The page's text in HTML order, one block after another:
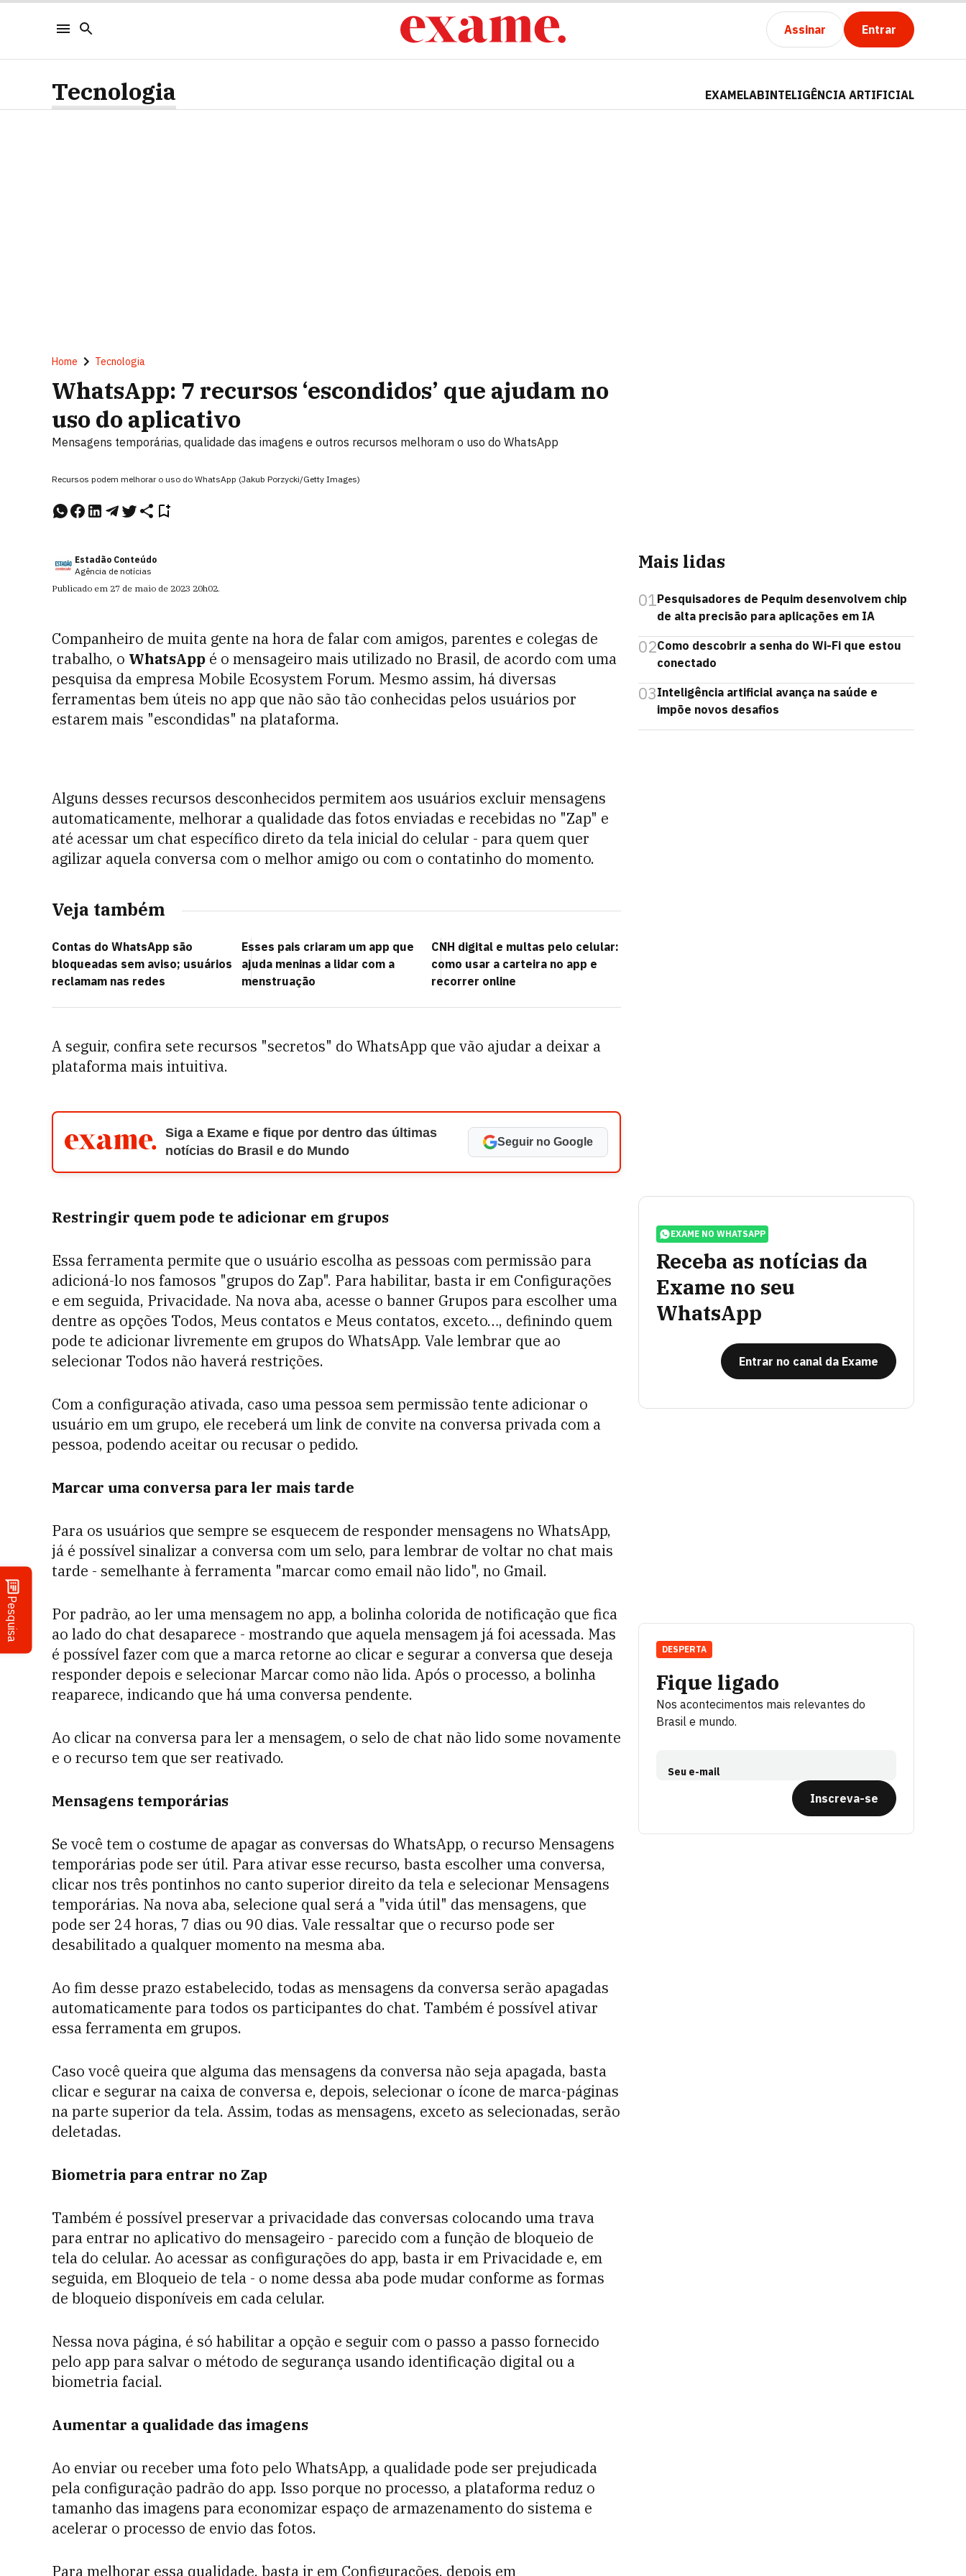
Assinar Entrar
Pesquisa
Tecnologia EXAMELABINTELIGÊNCIA ARTIFICIAL
Home Tecnologia
WhatsApp: 7 recursos ‘escondidos’ que ajudam no
uso do aplicativo
Mensagens temporárias, qualidade das imagens e outros recursos melhoram o uso do WhatsApp
Recursos podem melhorar o uso do WhatsApp (Jakub Porzycki/Getty Images)
Estadão Conteúdo
Agência de notícias
Publicado em 27 de maio de 2023 20h02.
Companheiro de muita gente na hora de falar com amigos, parentes e colegas de
trabalho, o WhatsApp é o mensageiro mais utilizado no Brasil, de acordo com uma
pesquisa da empresa Mobile Ecosystem Forum. Mesmo assim, há diversas
ferramentas bem úteis no app que não são tão conhecidas pelos usuários por
estarem mais "escondidas" na plataforma.
Alguns desses recursos desconhecidos permitem aos usuários excluir mensagens
automaticamente, melhorar a qualidade das fotos enviadas e recebidas no "Zap" e
até acessar um chat específico direto da tela inicial do celular - para quem quer
agilizar aquela conversa com o melhor amigo ou com o contatinho do momento.
Veja também
Contas do WhatsApp são
bloqueadas sem aviso; usuários
reclamam nas redes
Esses pais criaram um app que
ajuda meninas a lidar com a
menstruação
CNH digital e multas pelo celular:
como usar a carteira no app e
recorrer online
A seguir, confira sete recursos "secretos" do WhatsApp que vão ajudar a deixar a
plataforma mais intuitiva.
Siga a Exame e fique por dentro das últimas
notícias do Brasil e do Mundo
Seguir no Google
Restringir quem pode te adicionar em grupos
Essa ferramenta permite que o usuário escolha as pessoas com permissão para
adicioná-lo nos famosos "grupos do Zap". Para habilitar, basta ir em Configurações
e em seguida, Privacidade. Na nova aba, acesse o banner Grupos para escolher uma
dentre as opções Todos, Meus contatos e Meus contatos, exceto…, definindo quem
pode te adicionar livremente em grupos do WhatsApp. Vale lembrar que ao
selecionar Todos não haverá restrições.
Com a configuração ativada, caso uma pessoa sem permissão tente adicionar o
usuário em um grupo, ele receberá um link de convite na conversa privada com a
pessoa, podendo aceitar ou recusar o pedido.
Marcar uma conversa para ler mais tarde
Para os usuários que sempre se esquecem de responder mensagens no WhatsApp,
já é possível sinalizar a conversa com um selo, para lembrar de voltar no chat mais
tarde - semelhante à ferramenta "marcar como email não lido", no Gmail.
Por padrão, ao ler uma mensagem no app, a bolinha colorida de notificação que fica
ao lado do chat desaparece - mostrando que aquela mensagem já foi acessada. Mas
é possível fazer com que a marca retorne ao clicar e segurar a conversa que deseja
responder depois e selecionar Marcar como não lida. Após o processo, a bolinha
reaparece, indicando que há uma conversa pendente.
Ao clicar na conversa para ler a mensagem, o selo de chat não lido some novamente
e o recurso tem que ser reativado.
Mensagens temporárias
Se você tem o costume de apagar as conversas do WhatsApp, o recurso Mensagens
temporárias pode ser útil. Para ativar esse recurso, basta escolher uma conversa,
clicar nos três pontinhos no canto superior direito da tela e selecionar Mensagens
temporárias. Na nova aba, selecione qual será a "vida útil" das mensagens, que
pode ser 24 horas, 7 dias ou 90 dias. Vale ressaltar que o recurso pode ser
desabilitado a qualquer momento na mesma aba.
Ao fim desse prazo estabelecido, todas as mensagens da conversa serão apagadas
automaticamente para todos os participantes do chat. Também é possível ativar
essa ferramenta em grupos.
Caso você queira que alguma das mensagens da conversa não seja apagada, basta
clicar e segurar na caixa de conversa e, depois, selecionar o ícone de marca-páginas
na parte superior da tela. Assim, todas as mensagens, exceto as selecionadas, serão
deletadas.
Biometria para entrar no Zap
Também é possível preservar a privacidade das conversas colocando uma trava
para entrar no aplicativo do mensageiro - parecido com a função de bloqueio de
tela do celular. Ao acessar as configurações do app, basta ir em Privacidade e, em
seguida, em Bloqueio de tela - o nome dessa aba pode mudar conforme as formas
de bloqueio disponíveis em cada celular.
Nessa nova página, é só habilitar a opção e seguir com o passo a passo fornecido
pelo app para salvar o método de segurança usando identificação digital ou a
biometria facial.
Aumentar a qualidade das imagens
Ao enviar ou receber uma foto pelo WhatsApp, a qualidade pode ser prejudicada
pela configuração padrão do app. Isso porque no processo, a plataforma reduz o
tamanho das imagens para economizar espaço de armazenamento do sistema e
acelerar o processo de envio das fotos.
Para melhorar essa qualidade, basta ir em Configurações, depois em
Mais lidas
01Pesquisadores de Pequim desenvolvem chip
de alta precisão para aplicações em IA
02Como descobrir a senha do Wi-Fi que estou
conectado
03Inteligência artificial avança na saúde e
impõe novos desafios
EXAME NO WHATSAPP
Receba as notícias da
Exame no seu
WhatsApp
Entrar no canal da Exame
Fique ligado
Nos acontecimentos mais relevantes do
Brasil e mundo.
Seu e-mail
Inscreva-se
DESPERTA